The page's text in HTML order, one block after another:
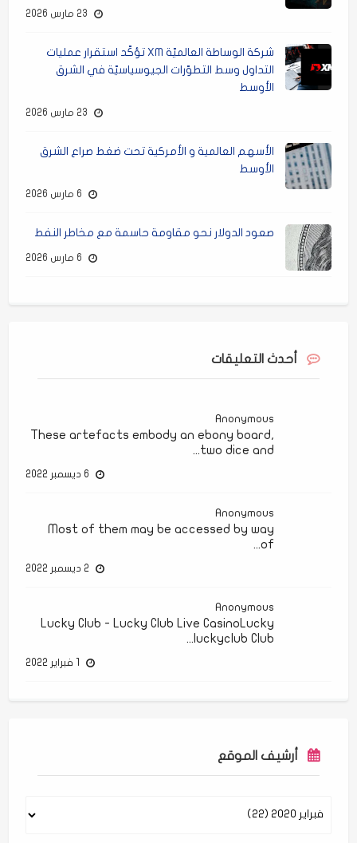
23 مارس 2026
شركة الوساطة العالميّة XM تؤكّد استقرار عمليات
التداول وسط التطوّرات الجيوسياسيّة في الشرق
الأوسط
23 مارس 2026
الأسهم العالمية و الأمركية تحت ضغط صراع الشرق
الأوسط
6 مارس 2026
صعود الدولار نحو مقاومة حاسمة مع مخاطر النفط
6 مارس 2026
أحدث التعليقات
Anonymous
These artefacts embody an ebony board,
two dice and...
6 ديسمبر 2022
Anonymous
Most of them may be accessed by way
of...
2 ديسمبر 2022
Anonymous
Lucky Club - Lucky Club Live CasinoLucky
luckyclub Club...
أرشيف الموقع